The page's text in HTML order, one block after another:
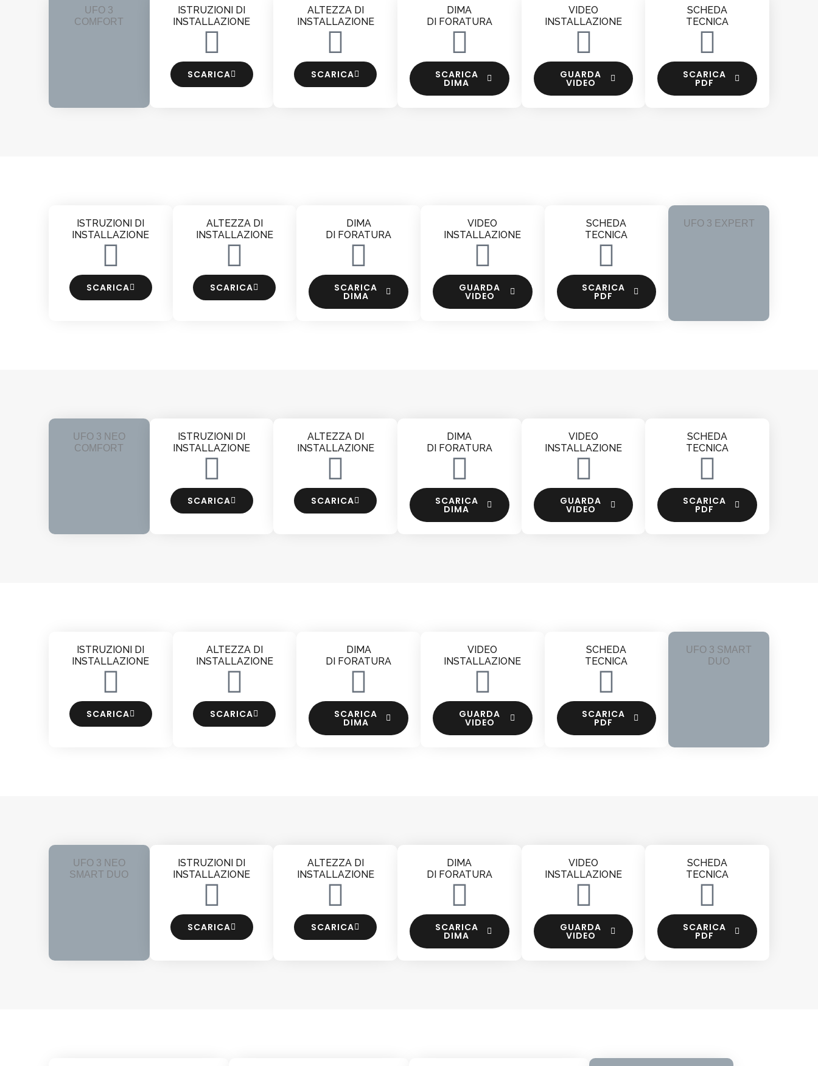
UFO 3
COMFORT
ISTRUZIONI DI
INSTALLAZIONE
SCARICA
ALTEZZA DI
INSTALLAZIONE
SCARICA
DIMA
DI FORATURA
SCARICA
DIMA
VIDEO
INSTALLAZIONE
GUARDA
VIDEO
SCHEDA
TECNICA
SCARICA
PDF
ISTRUZIONI DI
INSTALLAZIONE
SCARICA
ALTEZZA DI
INSTALLAZIONE
SCARICA
DIMA
DI FORATURA
SCARICA
DIMA
VIDEO
INSTALLAZIONE
GUARDA
VIDEO
SCHEDA
TECNICA
SCARICA
PDF
UFO 3 EXPERT
UFO 3 NEO
COMFORT
ISTRUZIONI DI
INSTALLAZIONE
SCARICA
ALTEZZA DI
INSTALLAZIONE
SCARICA
DIMA
DI FORATURA
SCARICA
DIMA
VIDEO
INSTALLAZIONE
GUARDA
VIDEO
SCHEDA
TECNICA
SCARICA
PDF
ISTRUZIONI DI
INSTALLAZIONE
SCARICA
ALTEZZA DI
INSTALLAZIONE
SCARICA
DIMA
DI FORATURA
SCARICA
DIMA
VIDEO
INSTALLAZIONE
GUARDA
VIDEO
SCHEDA
TECNICA
SCARICA
PDF
UFO 3 SMART
DUO
UFO 3 NEO
SMART DUO
ISTRUZIONI DI
INSTALLAZIONE
SCARICA
ALTEZZA DI
INSTALLAZIONE
SCARICA
DIMA
DI FORATURA
SCARICA
DIMA
VIDEO
INSTALLAZIONE
GUARDA
VIDEO
SCHEDA
TECNICA
SCARICA
PDF